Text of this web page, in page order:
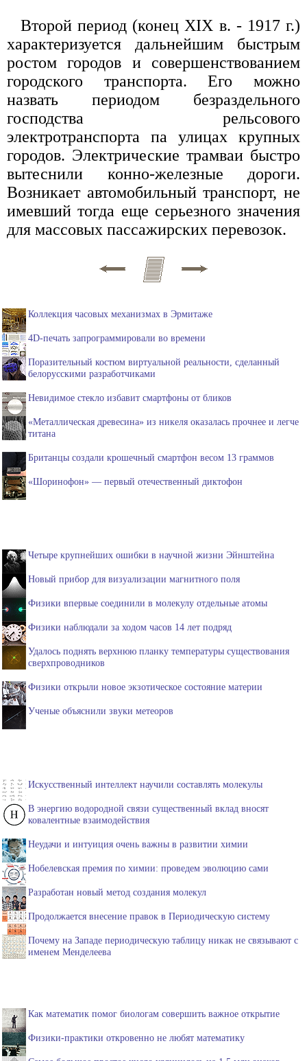
Второй период (конец XIX в. - 1917 г.)
характеризуется дальнейшим быстрым
ростом городов и совершенствованием
городского транспорта. Его можно
назвать периодом безраздельного
господства рельсового
электротранспорта па улицах крупных
городов. Электрические трамваи быстро
вытеснили конно-железные дороги.
Возникает автомобильный транспорт, не
имевший тогда еще серьезного значения
для массовых пассажирских перевозок.
Коллекция часовых механизмах в Эрмитаже
4D-печать запрограммировали во времени
Поразительный костюм виртуальной реальности, сделанный
белорусскими разработчиками
Невидимое стекло избавит смартфоны от бликов
«Металлическая древесина» из никеля оказалась прочнее и легче
титана
Британцы создали крошечный смартфон весом 13 граммов
«Шоринофон» — первый отечественный диктофон
Четыре крупнейших ошибки в научной жизни Эйнштейна
Новый прибор для визуализации магнитного поля
Физики впервые соединили в молекулу отдельные атомы
Физики наблюдали за ходом часов 14 лет подряд
Удалось поднять верхнюю планку температуры существования
сверхпроводников
Физики открыли новое экзотическое состояние материи
Ученые объяснили звуки метеоров
Искусственный интеллект научили составлять молекулы
В энергию водородной связи существенный вклад вносят
ковалентные взаимодействия
Неудачи и интуиция очень важны в развитии химии
Нобелевская премия по химии: проведем эволюцию сами
Разработан новый метод создания молекул
Продолжается внесение правок в Периодическую систему
Почему на Западе периодическую таблицу никак не связывают с
именем Менделеева
Как математик помог биологам совершить важное открытие
Физики-практики откровенно не любят математику